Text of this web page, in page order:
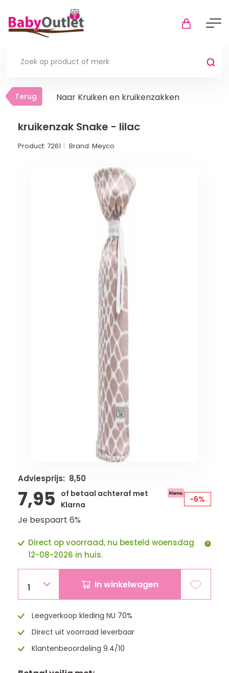
Terug
Thuis
In de box
Boxmatrassen en hoeslakens
Veiligheid in en om huis
Veiligheid buiten de deur
Schommelstoelen en wipstoeltjes
Terug Naar Kruiken en kruikenzakken
kruikenzak Snake - lilac
Product: 7261 Brand: Meyco
Adviesprijs: 8,50
7,95
of betaal achteraf met
Klarna
-6%
Je bespaart 6%
Direct op voorraad, nu besteld woensdag
12-08-2026 in huis.
1 In winkelwagen
Leegverkoop kleding NU 70%
Direct uit voorraad leverbaar
Klantenbeoordeling 9.4/10